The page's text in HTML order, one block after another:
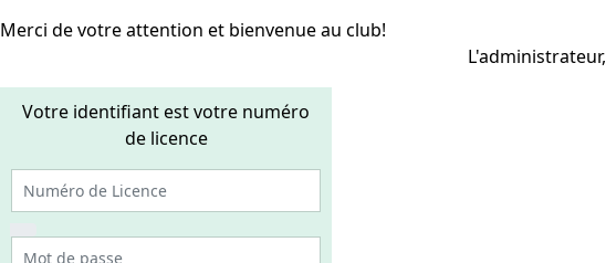
Merci de votre attention et bienvenue au club!
L'administrateur,
Votre identifiant est votre numéro
de licence
Numéro de Licence
Mot de passe